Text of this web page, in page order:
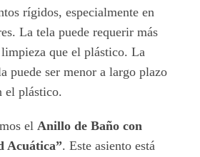
rígidos, especialmente en
La tela puede requerir más
que el plástico. La
puede ser menor a largo plazo
el plástico.
el Anillo de Baño con
Acuática”. Este asiento está